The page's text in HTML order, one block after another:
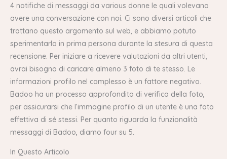
4 notifiche di messaggi da various donne le quali volevano
avere una conversazione con noi. Ci sono diversi articoli che
trattano questo argomento sul web, e abbiamo potuto
sperimentarlo in prima persona durante la stesura di questa
recensione. Per iniziare a ricevere valutazioni da altri utenti,
avrai bisogno di caricare almeno 3 foto di te stesso. Le
informazioni profilo nel complesso è un fattore negativo.
Badoo ha un processo approfondito di verifica della foto,
per assicurarsi che l’immagine profilo di un utente è una foto
effettiva di sé stessi. Per quanto riguarda la funzionalità
messaggi di Badoo, diamo four su 5.
In Questo Articolo